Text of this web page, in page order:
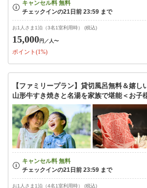
お1人さま1泊（3名1室利用時） (税込)
15,000円 ／人〜
ポイント(1%)
【ファミリープラン】貸切風呂無料＆嬉
山形牛すき焼きと名湯を家族で堪能＜お子
お1人さま1泊（4名1室利用時） (税込)